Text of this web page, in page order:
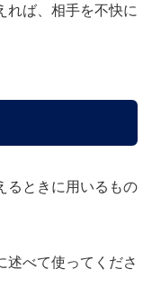
れば、相手を不快に
るときに用いるもの
述べて使ってくださ